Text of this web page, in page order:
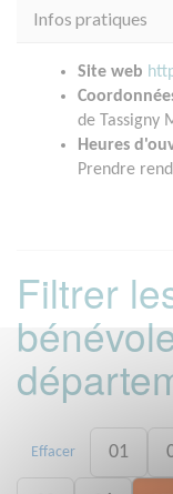
Infos pratiques
Site web
de Tassigny
Heures
Prendre
Filtrer
Effacer 01